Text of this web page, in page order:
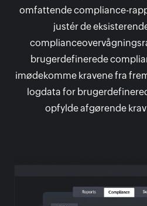
omfattende compliance-
justér de
brugerdefinerede
imødekomme kravene fra
logdata for
opfylde afgørende